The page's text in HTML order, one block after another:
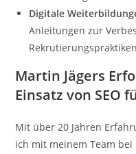
Digitale
Anleitungen zur
Martin Jägers
Einsatz von SEO
Mit über 20 Jahren
ich mit meinem Team